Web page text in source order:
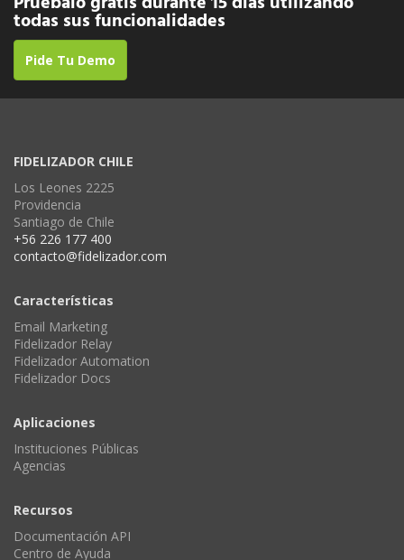
todas sus funcionalidades
Pide Tu Demo
FIDELIZADOR CHILE
Los Leones 2225
Providencia
Santiago de Chile
+56 226 177 400
contacto@fidelizador.com
Características
Email Marketing
Fidelizador Relay
Fidelizador Automation
Fidelizador Docs
Aplicaciones
Instituciones Públicas
Agencias
Recursos
Documentación API
Centro de Ayuda